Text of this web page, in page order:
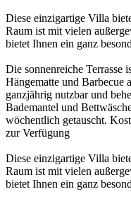
Diese einzigartige Villa
Raum ist mit vielen
bietet Ihnen ein ganz
Die sonnenreiche Terrasse
Hängematte und Barbecue
ganzjährig nutzbar und
Bademantel und
wöchentlich getauscht.
zur Verfügung
Diese einzigartige Villa
Raum ist mit vielen
bietet Ihnen ein ganz